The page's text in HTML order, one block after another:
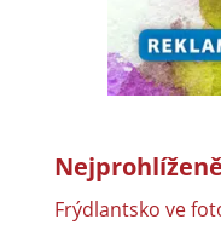
Frýdlantsko ve